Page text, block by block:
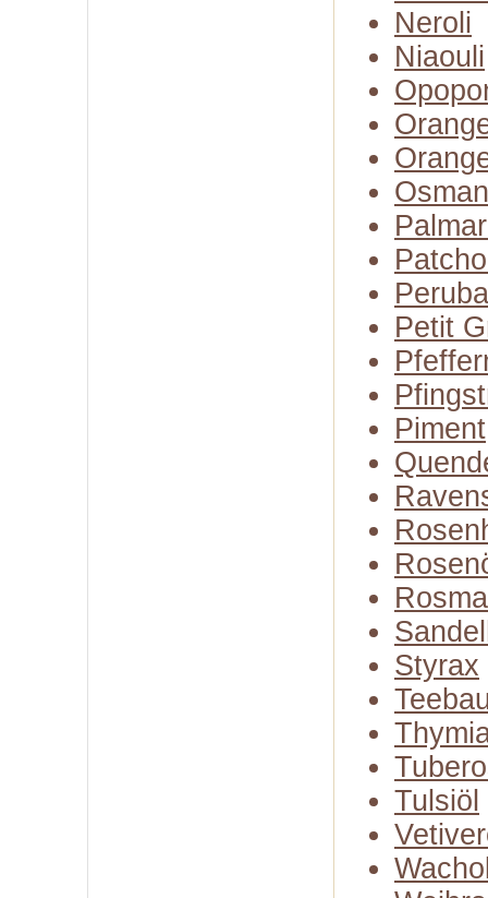
Neroli
Niaouli
Petit
Piment
Styrax
Tulsiöl